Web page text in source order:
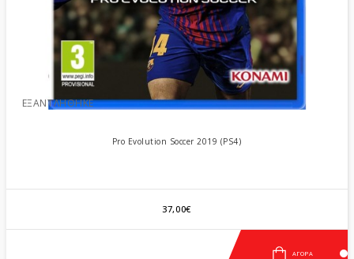
ΕΞΑΝΤΛΉΘΗΚΕ
Pro Evolution Soccer 2019 (PS4)
37,00€
ΑΓΟΡΆ